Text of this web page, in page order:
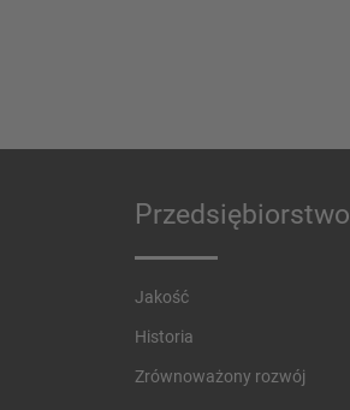
Przedsiębiorstwo
Jakość
Historia
Zrównoważony rozwój